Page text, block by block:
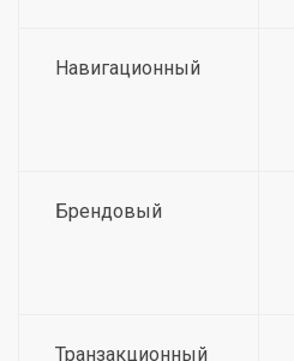
Навигационный
Брендовый
Транзакционный